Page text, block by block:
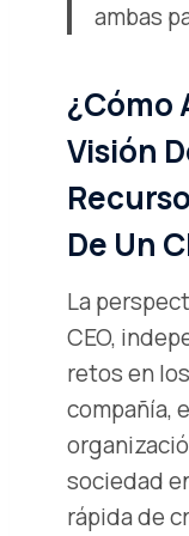
ambas
¿Cómo
Visión
De Un
La
CEO,
retos en
compañía,
sociedad
rápida de